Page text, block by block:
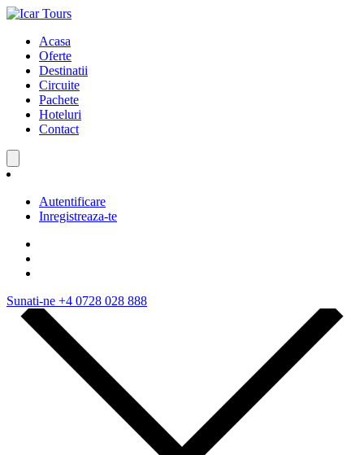
Acasa
Oferte
Destinatii
Circuite
Pachete
Hoteluri
Contact
Autentificare
Inregistreaza-te
Sunati-ne +4 0728 028 888